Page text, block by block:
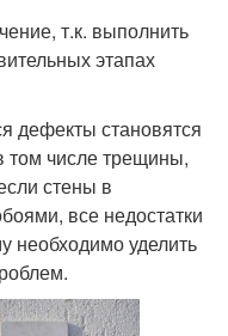
т.к. выполнить
этапах
дефекты становятся
том числе трещины,
стены в
все недостатки
необходимо уделить